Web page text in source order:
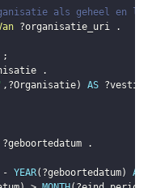
als geheel en
?organisatie_uri
.
;
.
, ?Organisatie) AS
?geboortedatum
.
- YEAR( ?geboortedatum) AS